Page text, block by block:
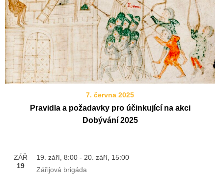
7. června 2025
Pravidla a požadavky pro účinkující na akci
Dobývání 2025
ZÁŘ
19
19. září, 8:00 - 20. září, 15:00
Zářijová brigáda